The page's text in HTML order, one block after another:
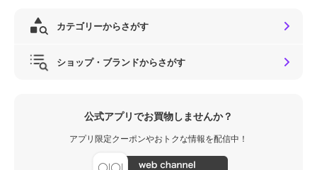
カテゴリーからさがす
ショップ・ブランドからさがす
公式アプリでお買物しませんか？
アプリ限定クーポンやおトクな情報を配信中！